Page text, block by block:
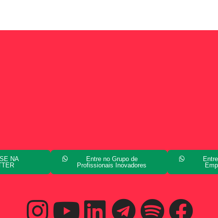
NA
Entre no Grupo de
Profissionais Inovadores